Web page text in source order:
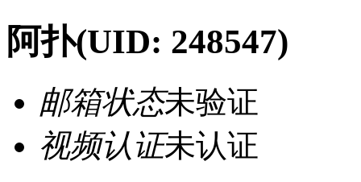
阿扑(UID: 248547)
邮箱状态未验证
视频认证未认证